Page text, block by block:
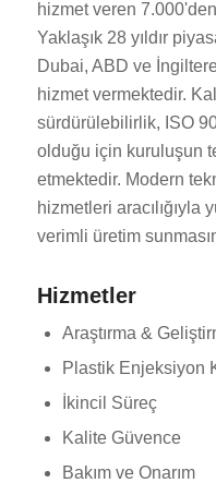
hizmet veren
Yaklaşık 28 yıldır
Dubai, ABD ve
hizmet vermektedir.
sürdürülebilirlik, ISO
olduğu için kuruluşun
etmektedir. Modern
hizmetleri aracılığıyla
verimli üretim
Hizmetler
Araştırma &
Plastik Enjeksiyon
İkincil Süreç
Kalite Güvence
Bakım ve Onarım